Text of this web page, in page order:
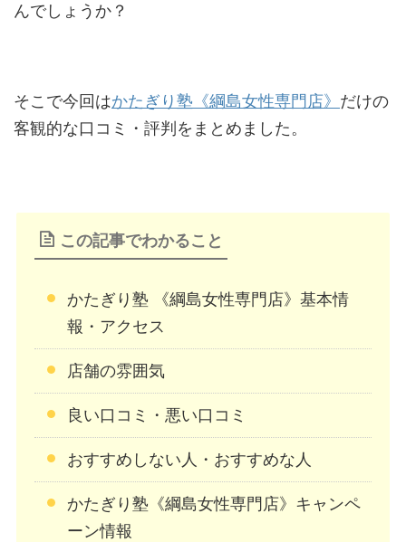
んでしょうか？
そこで今回はかたぎり塾《綱島女性専門店》 だけの
客観的な口コミ・評判をまとめました。
この記事でわかること
かたぎり塾 《綱島女性専門店》基本情
報・アクセス
店舗の雰囲気
良い口コミ・悪い口コミ
おすすめしない人・おすすめな人
かたぎり塾《綱島女性専門店》キャンペ
ーン情報